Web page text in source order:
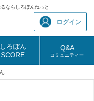
ならしろぼんねっと
ログイン
ろぼん
SCORE
Q&A
コミュニティー